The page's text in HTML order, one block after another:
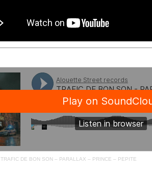
TRAFIC DE BON SON – PARALLAX – PRINCE – PEPITE